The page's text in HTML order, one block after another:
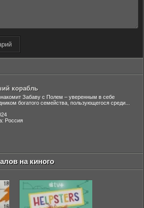
корабль
Забаву с Полем – уверенным в себе
богатого семейства, пользующегося среди...
Россия
на киного